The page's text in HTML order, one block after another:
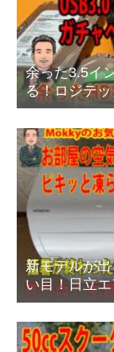
余った3.5イ
る！ロジテ
タイプ
新モデルが
い目！日立
XR2225Sプ